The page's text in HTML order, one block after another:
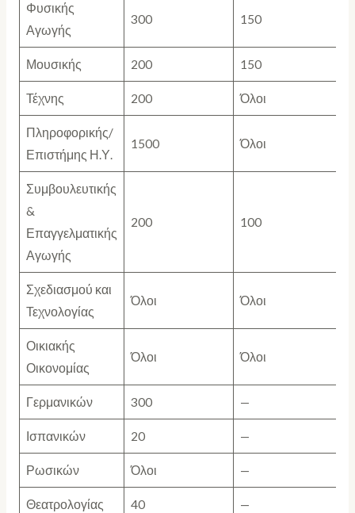
Φυσικής
Αγωγής
300 150
Μουσικής 200 150
Τέχνης 200 Όλοι
Πληροφορικής/
Επιστήμης Η.Υ.
1500 Όλοι
Συμβουλευτικής
&
Επαγγελματικής
Αγωγής
200 100
Σχεδιασμού και
Τεχνολογίας
Όλοι Όλοι
Οικιακής
Οικονομίας
Όλοι Όλοι
Γερμανικών 300 —
Ισπανικών 20 —
Ρωσικών Όλοι —
Θεατρολογίας 40
—